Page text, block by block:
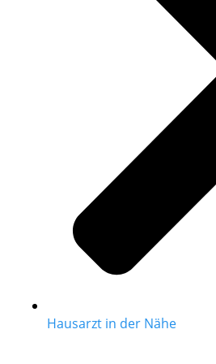
Hausarzt in der Nähe